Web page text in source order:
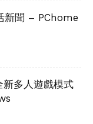
新聞 – PChome
多人遊戲模式